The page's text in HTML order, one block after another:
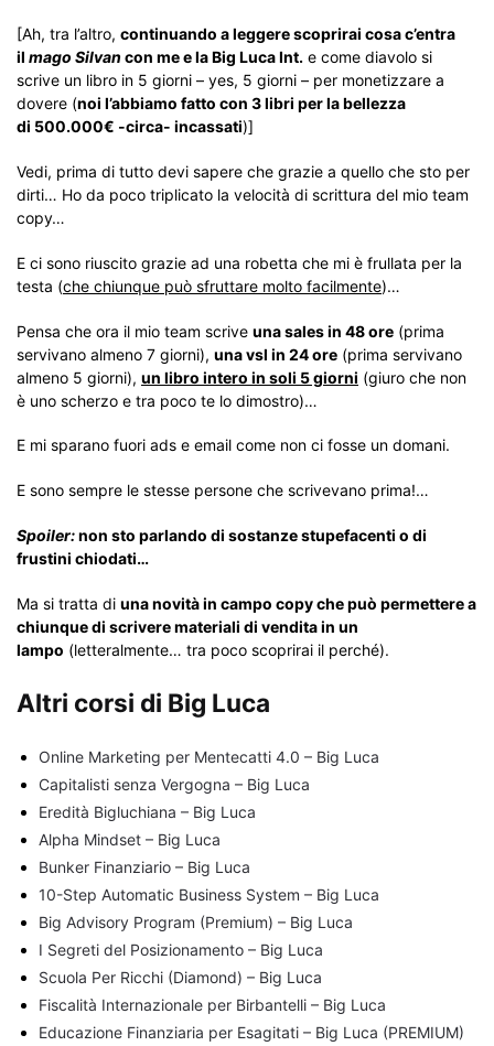
[Ah, tra l’altro, continuando a leggere scoprirai cosa c’entra
il mago Silvan con me e la Big Luca Int. e come diavolo si
scrive un libro in 5 giorni – yes, 5 giorni – per monetizzare a
dovere (noi l’abbiamo fatto con 3 libri per la bellezza
di 500.000€ -circa- incassati)]
Vedi, prima di tutto devi sapere che grazie a quello che sto per
dirti… Ho da poco triplicato la velocità di scrittura del mio team
copy…
E ci sono riuscito grazie ad una robetta che mi è frullata per la
testa (che chiunque può sfruttare molto facilmente)…
Pensa che ora il mio team scrive una sales in 48 ore (prima
servivano almeno 7 giorni), una vsl in 24 ore (prima servivano
almeno 5 giorni), un libro intero in soli 5 giorni (giuro che non
è uno scherzo e tra poco te lo dimostro)…
E mi sparano fuori ads e email come non ci fosse un domani.
E sono sempre le stesse persone che scrivevano prima!…
Spoiler:non sto parlando di sostanze stupefacenti o di
frustini chiodati…
Ma si tratta di una novità in campo copy che può permettere a
chiunque di scrivere materiali di vendita in un
lampo (letteralmente… tra poco scoprirai il perché).
Altri corsi di Big Luca
Online Marketing per Mentecatti 4.0 – Big Luca
Capitalisti senza Vergogna – Big Luca
Eredità Bigluchiana – Big Luca
Alpha Mindset – Big Luca
Bunker Finanziario – Big Luca
10-Step Automatic Business System – Big Luca
Big Advisory Program (Premium) – Big Luca
I Segreti del Posizionamento – Big Luca
Scuola Per Ricchi (Diamond) – Big Luca
Fiscalità Internazionale per Birbantelli – Big Luca
Educazione Finanziaria per Esagitati – Big Luca (PREMIUM)